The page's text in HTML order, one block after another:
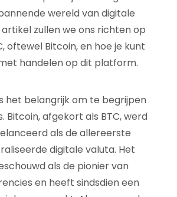
wereld van digitale
zullen we ons richten op
oftewel Bitcoin, en hoe je kunt
handelen op dit platform.
het belangrijk om te begrijpen
Bitcoin, afgekort als BTC, werd
als de allereerste
digitale valuta. Het
als de pionier van
en heeft sindsdien een